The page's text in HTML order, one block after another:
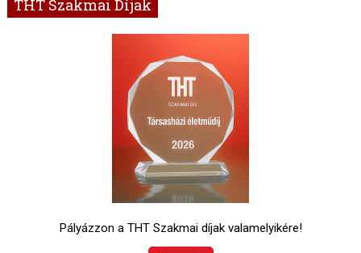
THT Szakmai Díjak
Pályázzon a THT Szakmai díjak valamelyikére!